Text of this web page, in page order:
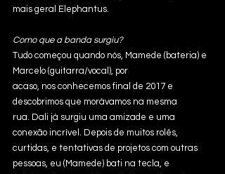
mais geral Elephantus.
Como que a banda surgiu?
Tudo começou quando nós, Mamede (bateria) e
Marcelo (guitarra/vocal), por
acaso, nos conhecemos final de 2017 e
descobrimos que morávamos na mesma
rua. Dali já surgiu uma amizade e uma
conexão incrível. Depois de muitos rolês,
curtidas, e tentativas de projetos com outras
pessoas, eu (Mamede) bati na tecla, e